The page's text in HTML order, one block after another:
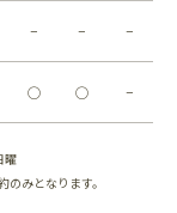
− − −
◯ ◯ −
曜
みとなります。